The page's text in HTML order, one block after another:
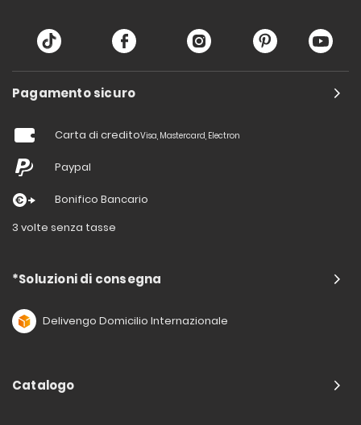
Pagamento sicuro
Carta di creditoVisa, Mastercard, Electron
Paypal
Bonifico Bancario
3 volte senza tasse
*Soluzioni di consegna
Delivengo Domicilio Internazionale
Catalogo